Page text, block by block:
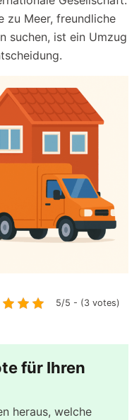
zu Meer, freundliche
suchen, ist ein Umzug
5/5 - (3 votes)
für Ihren
heraus, welche